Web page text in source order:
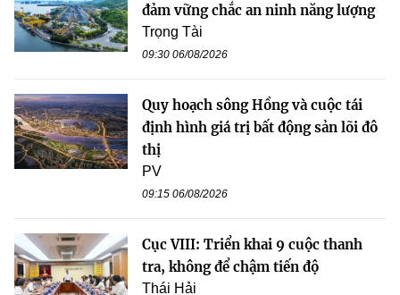
đảm vững chắc an ninh năng lượng
Trọng Tài
09:30 06/08/2026
Quy hoạch sông Hồng và cuộc tái
định hình giá trị bất động sản lõi đô
thị
PV
09:15 06/08/2026
Cục VIII: Triển khai 9 cuộc thanh
tra, không để chậm tiến độ
Thái Hải